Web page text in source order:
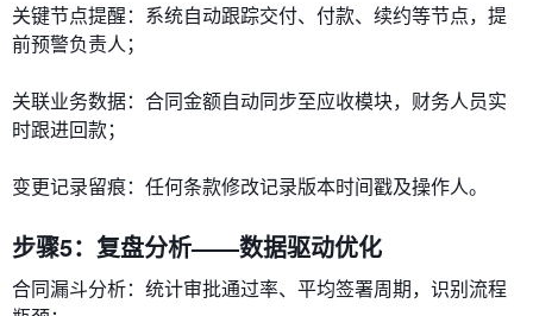
​​关键节点提醒​​：系统自动跟踪交付、付款、续约等节点，提
前预警负责人；
​​关联业务数据​​：合同金额自动同步至应收模块，财务人员实
时跟进回款；
​​变更记录留痕​​：任何条款修改记录版本时间戳及操作人。
步骤5：复盘分析——数据驱动优化
​​合同漏斗分析​​：统计审批通过率、平均签署周期，识别流程